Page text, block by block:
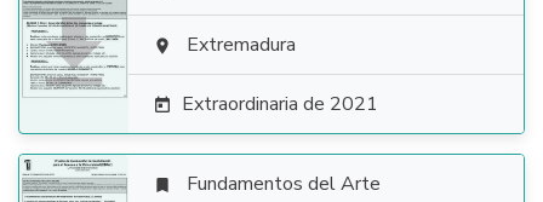
  Extremadura
 Extraordinaria de 2021
 Fundamentos del Arte